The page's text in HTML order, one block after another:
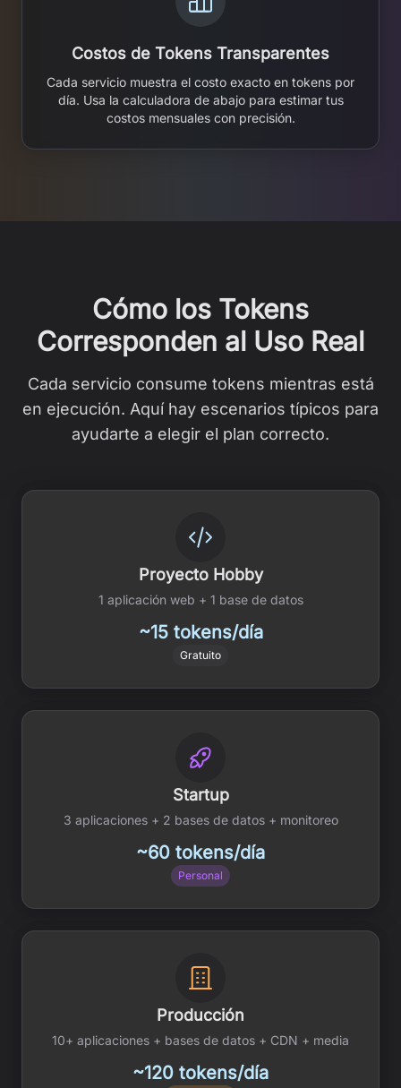
Costos de Tokens Transparentes
Cada servicio muestra el costo exacto en tokens por
día. Usa la calculadora de abajo para estimar tus
costos mensuales con precisión.
Cómo los Tokens
Corresponden al Uso Real
Cada servicio consume tokens mientras está
en ejecución. Aquí hay escenarios típicos para
ayudarte a elegir el plan correcto.
Proyecto Hobby
1 aplicación web + 1 base de datos
~15 tokens/día
Gratuito
Startup
3 aplicaciones + 2 bases de datos + monitoreo
~60 tokens/día
Personal
Producción
10+ aplicaciones + bases de datos + CDN + media
~120 tokens/día